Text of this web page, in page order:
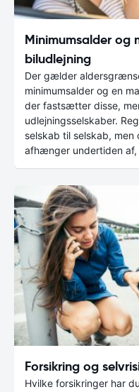
Minimumsalder og
biludlejning
Der gælder
minimumsalder og en
der fastsætter disse,
udlejningsselskaber.
selskab til selskab,
afhænger undertiden af,
Forsikring og
Hvilke forsikringer har